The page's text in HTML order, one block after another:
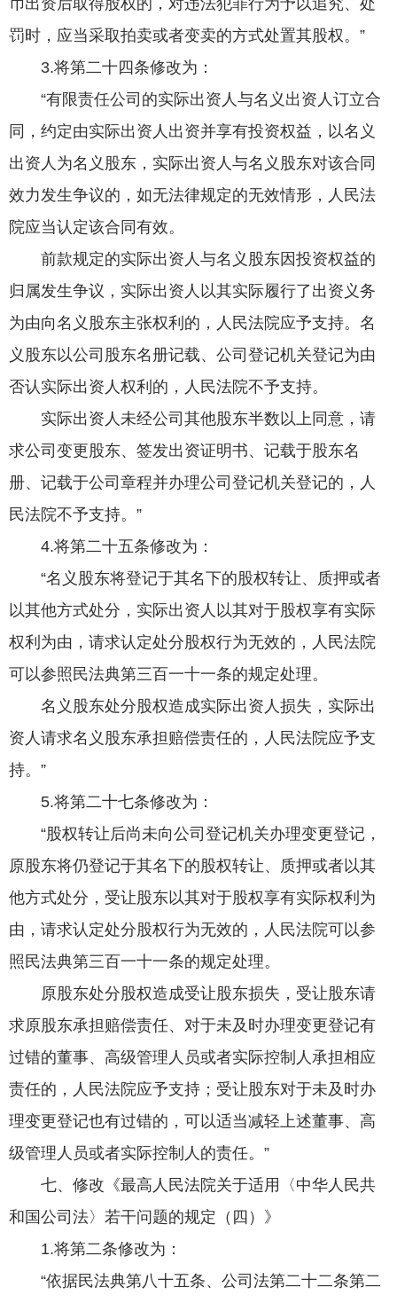
币出资后取得股权的，对违法犯罪行为予以追究、处
罚时，应当采取拍卖或者变卖的方式处置其股权。”
3.将第二十四条修改为：
“有限责任公司的实际出资人与名义出资人订立合
同，约定由实际出资人出资并享有投资权益，以名义
出资人为名义股东，实际出资人与名义股东对该合同
效力发生争议的，如无法律规定的无效情形，人民法
院应当认定该合同有效。
前款规定的实际出资人与名义股东因投资权益的
归属发生争议，实际出资人以其实际履行了出资义务
为由向名义股东主张权利的，人民法院应予支持。名
义股东以公司股东名册记载、公司登记机关登记为由
否认实际出资人权利的，人民法院不予支持。
实际出资人未经公司其他股东半数以上同意，请
求公司变更股东、签发出资证明书、记载于股东名
册、记载于公司章程并办理公司登记机关登记的，人
民法院不予支持。”
4.将第二十五条修改为：
“名义股东将登记于其名下的股权转让、质押或者
以其他方式处分，实际出资人以其对于股权享有实际
权利为由，请求认定处分股权行为无效的，人民法院
可以参照民法典第三百一十一条的规定处理。
名义股东处分股权造成实际出资人损失，实际出
资人请求名义股东承担赔偿责任的，人民法院应予支
持。”
5.将第二十七条修改为：
“股权转让后尚未向公司登记机关办理变更登记，
原股东将仍登记于其名下的股权转让、质押或者以其
他方式处分，受让股东以其对于股权享有实际权利为
由，请求认定处分股权行为无效的，人民法院可以参
照民法典第三百一十一条的规定处理。
原股东处分股权造成受让股东损失，受让股东请
求原股东承担赔偿责任、对于未及时办理变更登记有
过错的董事、高级管理人员或者实际控制人承担相应
责任的，人民法院应予支持；受让股东对于未及时办
理变更登记也有过错的，可以适当减轻上述董事、高
级管理人员或者实际控制人的责任。”
七、修改《最高人民法院关于适用〈中华人民共
和国公司法〉若干问题的规定（四）》
1.将第二条修改为：
“依据民法典第八十五条、公司法第二十二条第二